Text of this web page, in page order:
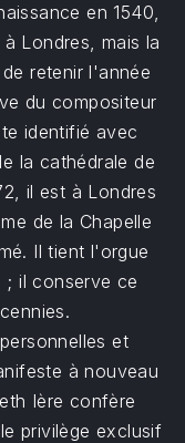
en 1540,
Londres, mais la
retenir l'année
du compositeur
identifié avec
la cathédrale de
il est à Londres
de la Chapelle
Il tient l'orgue
; il conserve ce
et
à nouveau
Ière confère
privilège exclusif